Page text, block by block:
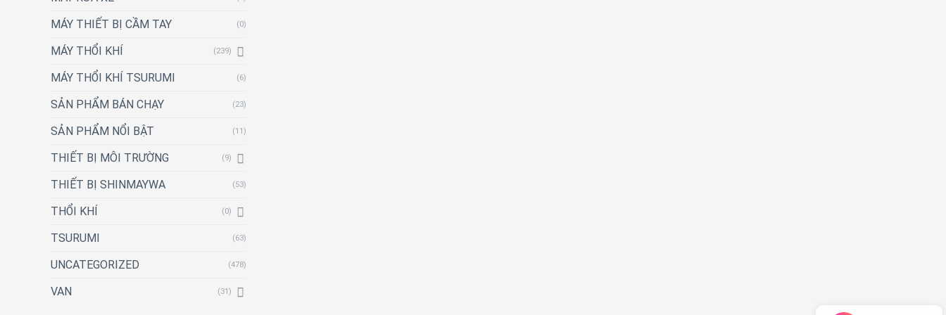
MÁY THIẾT BỊ CẦM TAY (0)
MÁY THỔI KHÍ (239)
MÁY THỔI KHÍ TSURUMI (6)
SẢN PHẨM BÁN CHẠY (23)
SẢN PHẨM NỔI BẬT (11)
THIẾT BỊ MÔI TRƯỜNG (9)
THIẾT BỊ SHINMAYWA (53)
THỔI KHÍ (0)
TSURUMI (63)
UNCATEGORIZED (478)
VAN (31)